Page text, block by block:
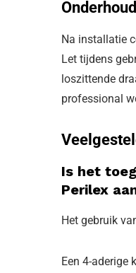
Na installatie
Let tijdens
loszittende
professional
Is het
Perilex
Het gebruik
Een 4-aderige